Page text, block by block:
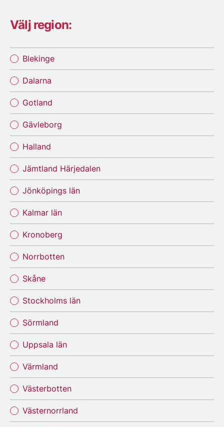
Välj region:
Blekinge
Dalarna
Gotland
Gävleborg
Halland
Jämtland Härjedalen
Jönköpings län
Kalmar län
Kronoberg
Norrbotten
Skåne
Stockholms län
Sörmland
Uppsala län
Värmland
Västerbotten
Västernorrland